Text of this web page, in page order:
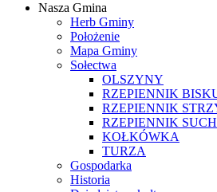
Samorządowy
Internetowy
Nasza Gmina
Herb Gminy
Położenie
Mapa Gminy
Sołectwa
OLSZYNY
RZEPIENNIK
RZEPIENNIK
RZEPIENNIK
KOŁKÓWKA
TURZA
Gospodarka
Historia